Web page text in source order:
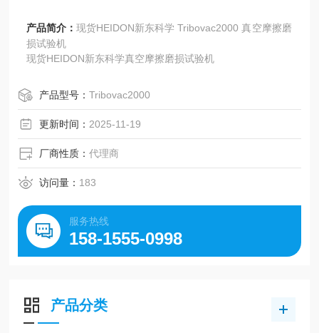
产品简介：现货HEIDON新东科学 Tribovac2000 真空摩擦磨
损试验机
现货HEIDON新东科学真空摩擦磨损试验机
产品型号：Tribovac2000
更新时间： 2025-11-19
厂商性质：代理商
访问量： 183
服务热线
158-1555-0998
产品分类